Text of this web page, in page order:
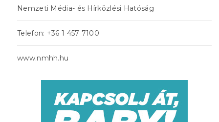
Nemzeti Média- és Hírközlési Hatóság
Telefon: +36 1 457 7100
www.nmhh.hu